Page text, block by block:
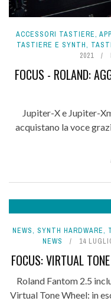
ACCESSORI TASTIERE,
TASTIERE E SYNTH,
2021
FOCUS - ROLAND:
Jupiter-X e Jupiter-
acquistano la voce
NEWS, SYNTH HARDWARE,
NEWS
14
FOCUS: VIRTUAL
Roland Fantom 2.5
Virtual Tone Wheel: in